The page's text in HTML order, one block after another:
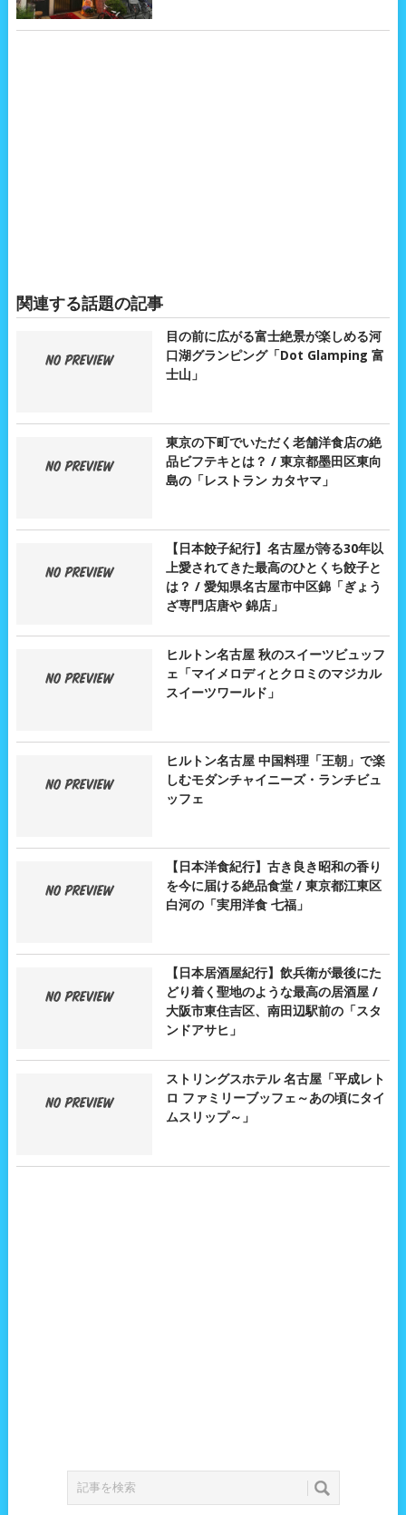
関連する話題の記事
目の前に広がる富士絶景が楽しめる河
口湖グランピング「Dot Glamping 富
士山」
東京の下町でいただく老舗洋食店の絶
品ビフテキとは？ / 東京都墨田区東向
島の「レストラン カタヤマ」
【日本餃子紀行】名古屋が誇る30年以
上愛されてきた最高のひとくち餃子と
は？ / 愛知県名古屋市中区錦「ぎょう
ざ専門店唐や 錦店」
ヒルトン名古屋 秋のスイーツビュッフ
ェ「マイメロディとクロミのマジカル
スイーツワールド」
ヒルトン名古屋 中国料理「王朝」で楽
しむモダンチャイニーズ・ランチビュ
ッフェ
【日本洋食紀行】古き良き昭和の香り
を今に届ける絶品食堂 / 東京都江東区
白河の「実用洋食 七福」
【日本居酒屋紀行】飲兵衛が最後にた
どり着く聖地のような最高の居酒屋 /
大阪市東住吉区、南田辺駅前の「スタ
ンドアサヒ」
ストリングスホテル 名古屋「平成レト
ロ ファミリーブッフェ～あの頃にタイ
ムスリップ～」